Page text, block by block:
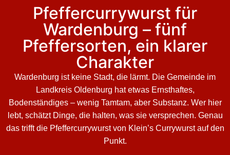
Pfeffercurrywurst für
Wardenburg – fünf
Pfeffersorten, ein klarer
Charakter
Wardenburg ist keine Stadt, die lärmt. Die Gemeinde im
Landkreis Oldenburg hat etwas Ernsthaftes,
Bodenständiges – wenig Tamtam, aber Substanz. Wer hier
lebt, schätzt Dinge, die halten, was sie versprechen. Genau
das trifft die Pfeffercurrywurst von Klein’s Currywurst auf den
Punkt.